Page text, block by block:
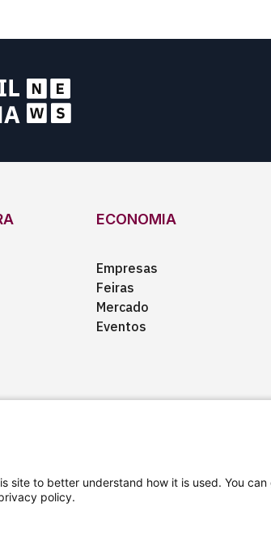
ECONOMIA
Empresas
Feiras
Mercado
Eventos
conosco
site to better understand how it is used. You
policy.